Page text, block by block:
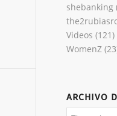
shebanking
Videos (121)
WomenZ
ARCHIVO